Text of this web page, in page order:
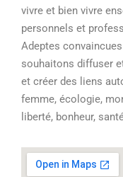
vivre et bien vivre
personnels et
Adeptes
souhaitons diffuser
et créer des liens
femme, écologie,
liberté, bonheur,